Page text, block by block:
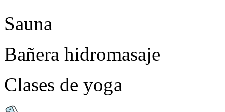
Sauna
Bañera hidromasaje
Clases de yoga